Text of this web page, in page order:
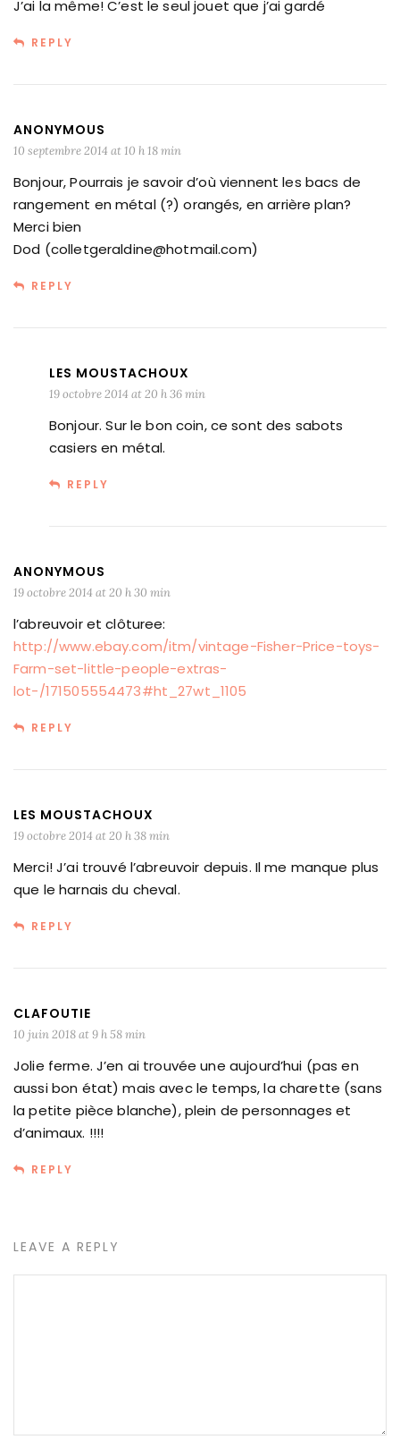
J’ai la même! C’est le seul jouet que j’ai gardé
REPLY
ANONYMOUS
10 septembre 2014 at 10 h 18 min
Bonjour, Pourrais je savoir d’où viennent les bacs de
rangement en métal (?) orangés, en arrière plan?
Merci bien
Dod (colletgeraldine@hotmail.com)
REPLY
LES MOUSTACHOUX
19 octobre 2014 at 20 h 36 min
Bonjour. Sur le bon coin, ce sont des sabots
casiers en métal.
REPLY
ANONYMOUS
19 octobre 2014 at 20 h 30 min
l’abreuvoir et clôturee:
http://www.ebay.com/itm/vintage-Fisher-Price-toys-
Farm-set-little-people-extras-
lot-/171505554473#ht_27wt_1105
REPLY
LES MOUSTACHOUX
19 octobre 2014 at 20 h 38 min
Merci! J’ai trouvé l’abreuvoir depuis. Il me manque plus
que le harnais du cheval.
REPLY
CLAFOUTIE
10 juin 2018 at 9 h 58 min
Jolie ferme. J’en ai trouvée une aujourd’hui (pas en
aussi bon état) mais avec le temps, la charette (sans
la petite pièce blanche), plein de personnages et
d’animaux. !!!!
REPLY
LEAVE A REPLY